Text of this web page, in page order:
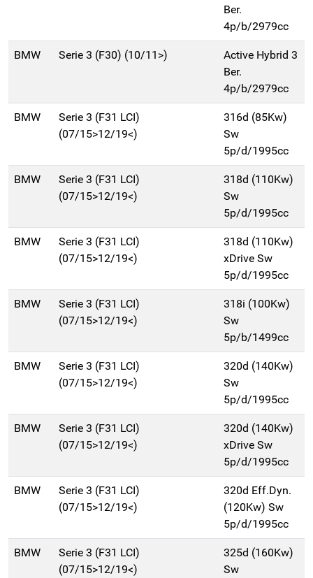
Ber.
4p/b/2979cc
BMW Serie 3 (F30) (10/11>)
Active Hybrid 3
Ber.
4p/b/2979cc
BMW
Serie 3 (F31 LCI)
(07/15>12/19<)
316d (85Kw)
Sw
5p/d/1995cc
BMW
Serie 3 (F31 LCI)
(07/15>12/19<)
318d (110Kw)
Sw
5p/d/1995cc
BMW
Serie 3 (F31 LCI)
(07/15>12/19<)
318d (110Kw)
xDrive Sw
5p/d/1995cc
BMW
Serie 3 (F31 LCI)
(07/15>12/19<)
318i (100Kw)
Sw
5p/b/1499cc
BMW
Serie 3 (F31 LCI)
(07/15>12/19<)
320d (140Kw)
Sw
5p/d/1995cc
BMW
Serie 3 (F31 LCI)
(07/15>12/19<)
320d (140Kw)
xDrive Sw
5p/d/1995cc
BMW
Serie 3 (F31 LCI)
(07/15>12/19<)
320d Eff.Dyn.
(120Kw) Sw
5p/d/1995cc
BMW
Serie 3 (F31 LCI)
(07/15>12/19<)
325d (160Kw)
Sw